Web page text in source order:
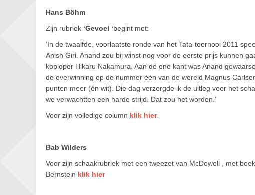
Hans Böhm
Zijn rubriek ‘Gevoel ‘begint met:
‘In de twaalfde, voorlaatste ronde van het Tata-toernooi 2011
Anish Giri. Anand zou bij winst nog voor de eerste prijs kunnen
koploper Hikaru Nakamura. Aan de ene kant was Anand
de overwinning op de nummer één van de wereld Magnus
punten meer (én wit). Die dag verzorgde ik de uitleg voor het
we verwachtten een harde strijd. Dat zou het worden.’
Voor zijn volledige column klik hier.
Bab Wilders
Voor zijn schaakrubriek met een tweezet van McDowell , met
Bernstein klik hier